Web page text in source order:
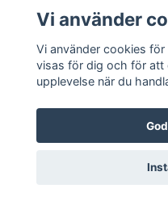
Sociala medier
©
Vi använder
Vi använder cookies
visas för dig och för att
upplevelse när du